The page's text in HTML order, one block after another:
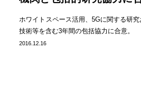
ホワイトスペース活用、5Gに関する研
技術等を含む3年間の包括協力に合意。
2016.12.16